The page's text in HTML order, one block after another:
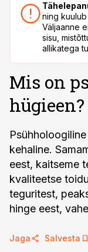
ning
Väljaanne
sisu,
allikatega
Mis on
hügieen?
kehaline.
eest, kaitseme
kvaliteetse
teguritest,
hinge eest,
Jaga Salvesta